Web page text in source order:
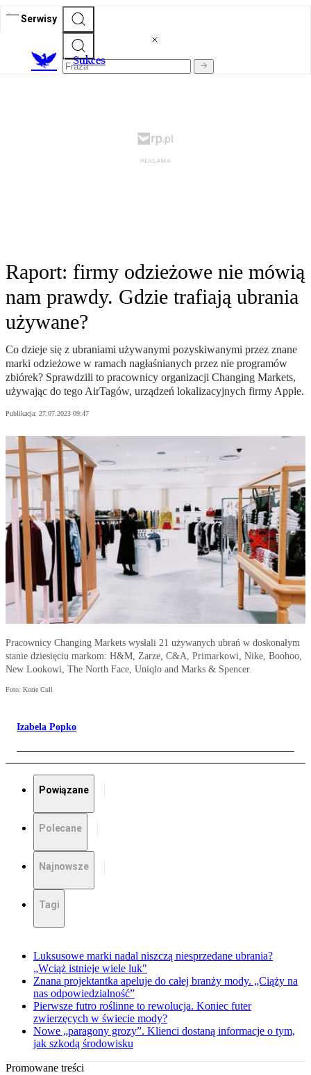
Serwisy
Sukces
Raport: firmy odzieżowe nie mówią
nam prawdy. Gdzie trafiają ubrania
używane?
Co dzieje się z ubraniami używanymi pozyskiwanymi przez znane
marki odzieżowe w ramach nagłaśnianych przez nie programów
zbiórek? Sprawdzili to pracownicy organizacji Changing Markets,
używając do tego AirTagów, urządzeń lokalizacyjnych firmy Apple.
Publikacja: 27.07.2023 09:47
Pracownicy Changing Markets wysłali 21 używanych ubrań w doskonałym
stanie dziesięciu markom: H&M, Zarze, C&A, Primarkowi, Nike, Boohoo,
New Lookowi, The North Face, Uniqlo and Marks & Spencer.
Foto: Korie Cull
Izabela Popko
Powiązane
Polecane
Najnowsze
Tagi
Luksusowe marki nadal niszczą niesprzedane ubrania?
„Wciąż istnieje wiele luk"
Znana projektantka apeluje do całej branży mody. „Ciąży na
nas odpowiedzialność”
Pierwsze futro roślinne to rewolucja. Koniec futer
zwierzęcych w świecie mody?
Nowe „paragony grozy”. Klienci dostaną informacje o tym,
jak szkodą środowisku
Promowane treści